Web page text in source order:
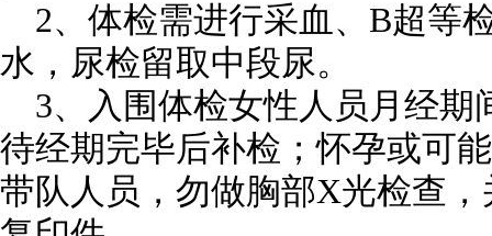
2、体检需进行采血、B超等
水，尿检留取中段尿。
3、入围体检女性人员月经
待经期完毕后补检；怀孕或可
带队人员，勿做胸部X光检查